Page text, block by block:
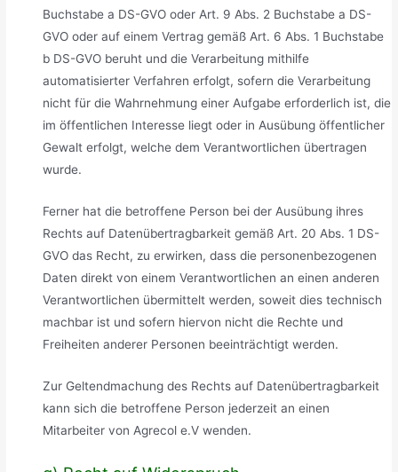
Buchstabe a DS-GVO oder Art. 9 Abs. 2 Buchstabe a DS-
GVO oder auf einem Vertrag gemäß Art. 6 Abs. 1 Buchstabe
b DS-GVO beruht und die Verarbeitung mithilfe
automatisierter Verfahren erfolgt, sofern die Verarbeitung
nicht für die Wahrnehmung einer Aufgabe erforderlich ist, die
im öffentlichen Interesse liegt oder in Ausübung öffentlicher
Gewalt erfolgt, welche dem Verantwortlichen übertragen
wurde.
Ferner hat die betroffene Person bei der Ausübung ihres
Rechts auf Datenübertragbarkeit gemäß Art. 20 Abs. 1 DS-
GVO das Recht, zu erwirken, dass die personenbezogenen
Daten direkt von einem Verantwortlichen an einen anderen
Verantwortlichen übermittelt werden, soweit dies technisch
machbar ist und sofern hiervon nicht die Rechte und
Freiheiten anderer Personen beeinträchtigt werden.
Zur Geltendmachung des Rechts auf Datenübertragbarkeit
kann sich die betroffene Person jederzeit an einen
Mitarbeiter von Agrecol e.V wenden.